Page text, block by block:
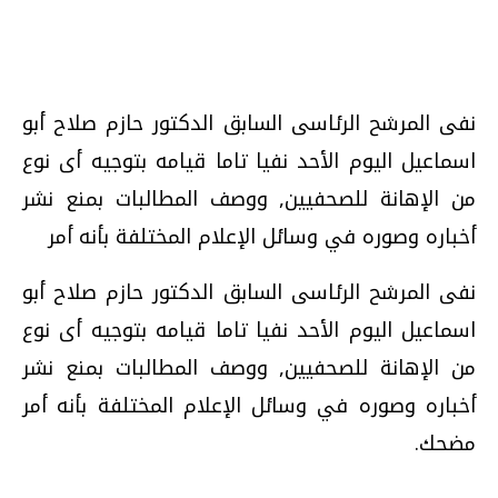
نفى المرشح الرئاسى السابق الدكتور حازم صلاح أبو
اسماعيل اليوم الأحد نفيا تاما قيامه بتوجيه أى نوع
من الإهانة للصحفيين, ووصف المطالبات بمنع نشر
أخباره وصوره في وسائل الإعلام المختلفة بأنه أمر
نفى المرشح الرئاسى السابق الدكتور حازم صلاح أبو
اسماعيل اليوم الأحد نفيا تاما قيامه بتوجيه أى نوع
من الإهانة للصحفيين, ووصف المطالبات بمنع نشر
أخباره وصوره في وسائل الإعلام المختلفة بأنه أمر
مضحك.